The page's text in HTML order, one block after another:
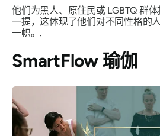
他们为黑人、原住民或 LGBTQ 群
一提，这体现了他们对不同性格的
一帜。.
SmartFlow 瑜伽